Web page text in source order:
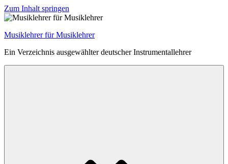
Zum Inhalt springen
Musiklehrer für Musiklehrer
Ein Verzeichnis ausgewählter deutscher Instrumentallehrer